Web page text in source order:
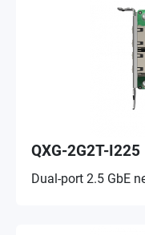
QXG-2G2T-I225
Dual-port 2.5 GbE